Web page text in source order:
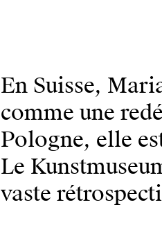
En Suisse,
comme une
Pologne, elle
Le
vaste